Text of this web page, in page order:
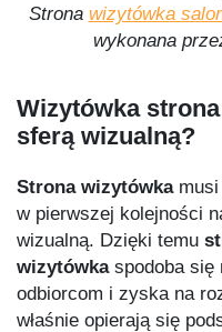
Strona wizytówka
wykonana
Wizytówka
sferą wizualną?
Strona wizytówkamusi
w pierwszej kolejności
wizualną. Dzięki temu
wizytówkaspodoba się
odbiorcom i zyska na
właśnie opierają się